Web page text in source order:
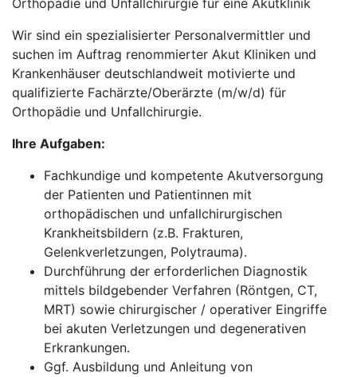
Orthopädie und Unfallchirurgie für eine Akutklinik
Wir sind ein spezialisierter Personalvermittler und
suchen im Auftrag renommierter Akut Kliniken und
Krankenhäuser deutschlandweit motivierte und
qualifizierte Fachärzte/Oberärzte (m/w/d) für
Orthopädie und Unfallchirurgie.
Ihre Aufgaben:
Fachkundige und kompetente Akutversorgung
der Patienten und Patientinnen mit
orthopädischen und unfallchirurgischen
Krankheitsbildern (z.B. Frakturen,
Gelenkverletzungen, Polytrauma).
Durchführung der erforderlichen Diagnostik
mittels bildgebender Verfahren (Röntgen, CT,
MRT) sowie chirurgischer / operativer Eingriffe
bei akuten Verletzungen und degenerativen
Erkrankungen.
Ggf. Ausbildung und Anleitung von